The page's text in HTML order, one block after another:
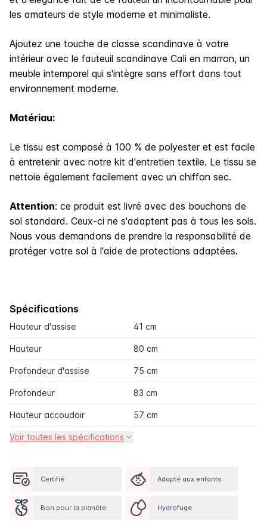
les amateurs de style moderne et minimaliste.
Ajoutez une touche de classe scandinave à votre
intérieur avec le fauteuil scandinave Cali en marron, un
meuble intemporel qui s'intègre sans effort dans tout
environnement moderne.
Matériau:
Le tissu est composé à 100 % de polyester et est facile
à entretenir avec notre kit d'entretien textile. Le tissu se
nettoie également facilement avec un chiffon sec.
Attention: ce produit est livré avec des bouchons de
sol standard. Ceux-ci ne s'adaptent pas à tous les sols.
Nous vous demandons de prendre la responsabilité de
protéger votre sol à l'aide de protections adaptées.
Spécifications
Hauteur d'assise 41 cm
Hauteur 80 cm
Profondeur d'assise 75 cm
Profondeur 83 cm
Hauteur accoudoir 57 cm
Voir toutes les spécifications
Certifié Adapté aux enfants
Bon pour la planète Hydrofuge